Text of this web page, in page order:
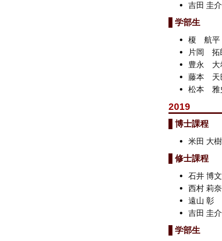
吉田 圭
学部生
榎 航
片岡
豊永
藤本
松本
2019
博士課程
米田 大
修士課程
石井 博
西村 莉
遠山
吉田 圭
学部生